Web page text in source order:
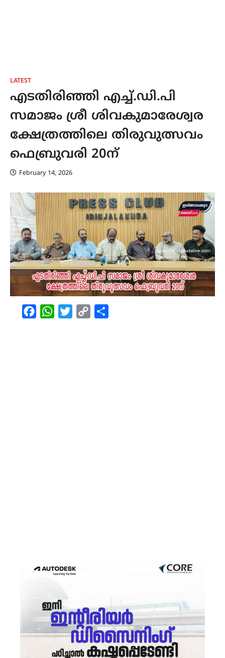
LATEST
എടതിരിഞ്ഞി എച്ച്.ഡി.പി
സമാജം ശ്രീ ശിവകുമാരേശ്വര
ക്ഷേത്രത്തിലെ തിരുവുത്സവം
ഫെബ്രുവരി 20ന്
February 14, 2026
FacebookWhatsAppTwitterCopy